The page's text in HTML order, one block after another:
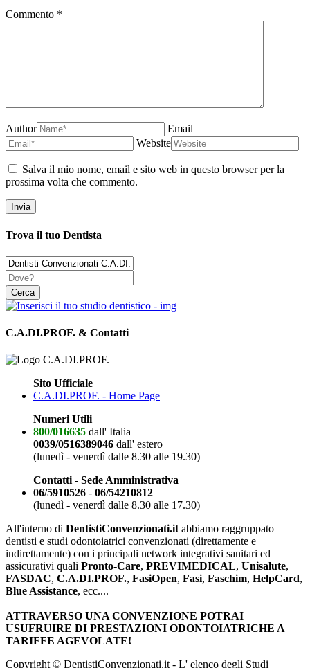
Commento *
Author
Email
Website
Salva il mio nome, email e sito web in questo browser per la
prossima volta che commento.
Trova il tuo Dentista
C.A.DI.PROF. & Contatti
Sito Ufficiale
C.A.DI.PROF. - Home Page
Numeri Utili
800/016635 dall' Italia
0039/0516389046 dall' estero
(lunedì - venerdì dalle 8.30 alle 19.30)
Contatti - Sede Amministrativa
06/5910526 - 06/54210812
(lunedì - venerdì dalle 8.30 alle 17.30)
All'interno di DentistiConvenzionati.it abbiamo raggruppato
dentisti e studi odontoiatrici convenzionati (direttamente e
indirettamente) con i principali network integrativi sanitari ed
assicurativi quali Pronto-Care, PREVIMEDICAL, Unisalute,
FASDAC, C.A.DI.PROF., FasiOpen, Fasi, Faschim, HelpCard,
Blue Assistance, ecc....
ATTRAVERSO UNA CONVENZIONE POTRAI
USUFRUIRE DI PRESTAZIONI ODONTOIATRICHE A
TARIFFE AGEVOLATE!
Copyright © DentistiConvenzionati.it - L' elenco degli Studi